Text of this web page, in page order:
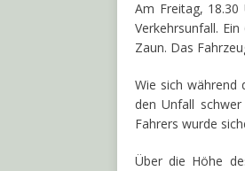
Am Freitag,
Verkehrsunfall.
Zaun. Das
Wie sich während
den Unfall
Fahrers wurde
Über die Höhe